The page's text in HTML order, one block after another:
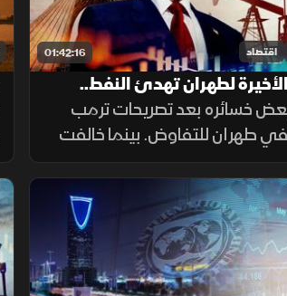
01:42:16 اقتصاد
لطهران تهدئ النفط..
غير النفطي السعودي
خسائره بعد تصريحات ترمب
طهران للتفاوض. بينما خالفت
ستريت" مع تراجع الين الياباني.
غير النفطي بالسعودية
التوالي.